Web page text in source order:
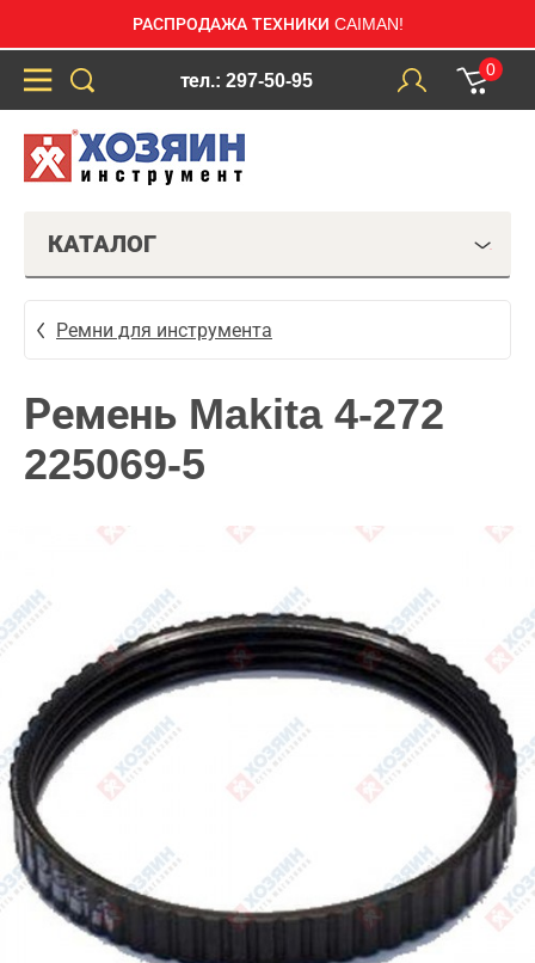
РАСПРОДАЖА ТЕХНИКИ CAIMAN!
тел.: 297-50-95
0
КАТАЛОГ
Ремни для инструмента
Ремень Makita 4-272
225069-5